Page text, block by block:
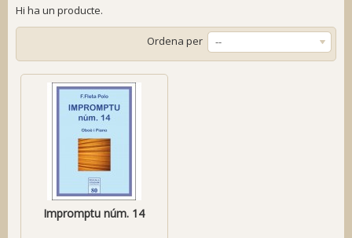
Hi ha un producte.
Ordena per --
Impromptu núm. 14